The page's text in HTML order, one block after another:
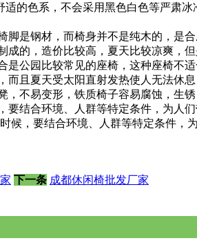
的色系，不会采用黑色白色等严肃冰
脚是钢材，而椅身并不是纯木的，是
成的，造价比较高，夏天比较凉爽，
是公园比较常见的座椅，这种座椅不
而且夏天受太阳直射发热使人无法休
，不易变形，铁质椅子容易腐蚀，生锈
要结合环境、人群等特定条件，为人
候，要结合环境、人群等特定条件，
下一条 成都休闲椅批发厂家